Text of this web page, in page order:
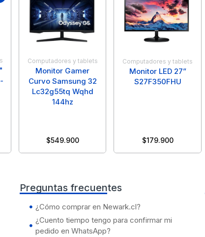
Computadores y tablets
Monitor Gamer
Curvo Samsung 32
Lc32g55tq Wqhd
144hz
$549.900
Computadores y tablets
Monitor LED 27”
S27F350FHU
$179.900
Preguntas frecuentes
¿Cómo comprar en Newark.cl?
¿Cuento tiempo tengo para confirmar mi
pedido en WhatsApp?